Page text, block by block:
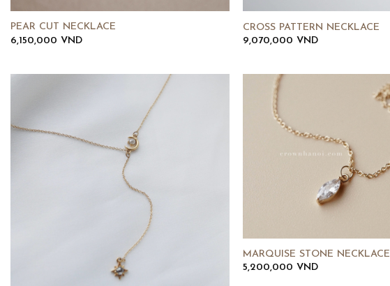
PEAR CUT NECKLACE
6,150,000 VND
CROSS PATTERN NECKLACE
9,070,000 VND
MARQUISE STONE NECKLACE
5,200,000 VND